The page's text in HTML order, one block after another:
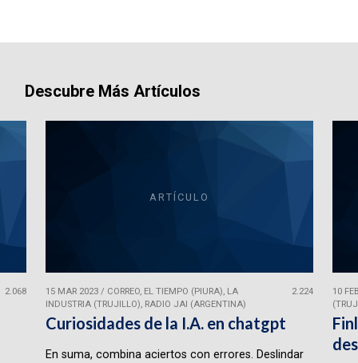
Descubre Más Artículos
2.068
ARTÍCULO
15 MAR 2023/ CORREO, EL TIEMPO (PIURA), LA
INDUSTRIA (TRUJILLO), RADIO JAI (ARGENTINA)
2.224
Curiosidades de la I.A. en chatgpt
En suma, combina aciertos con errores. Deslindar
10